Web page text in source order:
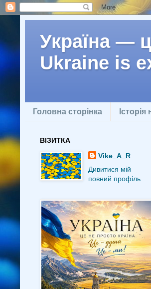
Україна —
Ukraine is
Головна сторінка
ВІЗИТКА
Vike_A_R
Дивитися мій
повний профіль